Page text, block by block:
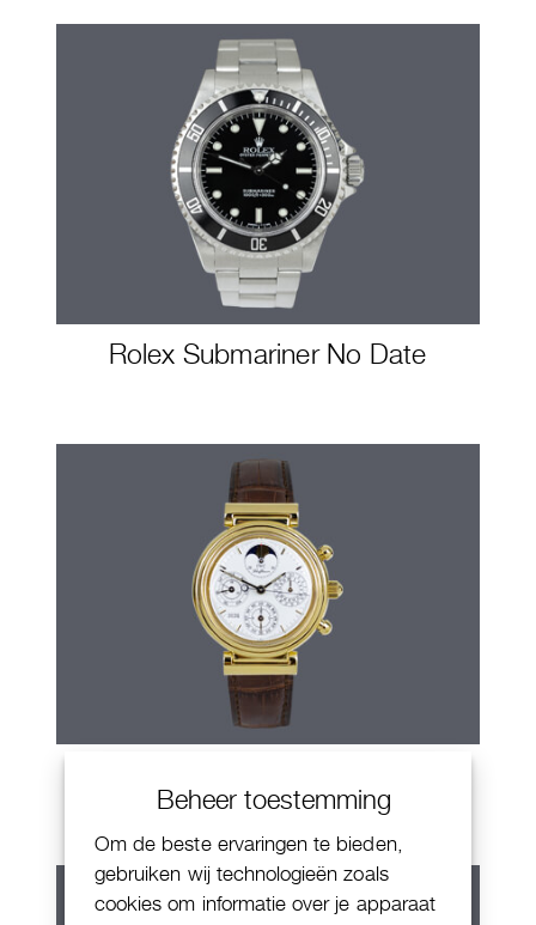
Beheer toestemming
Om de beste ervaringen te bieden,
gebruiken wij technologieën zoals
cookies om informatie over je apparaat
Rolex Submariner No Date